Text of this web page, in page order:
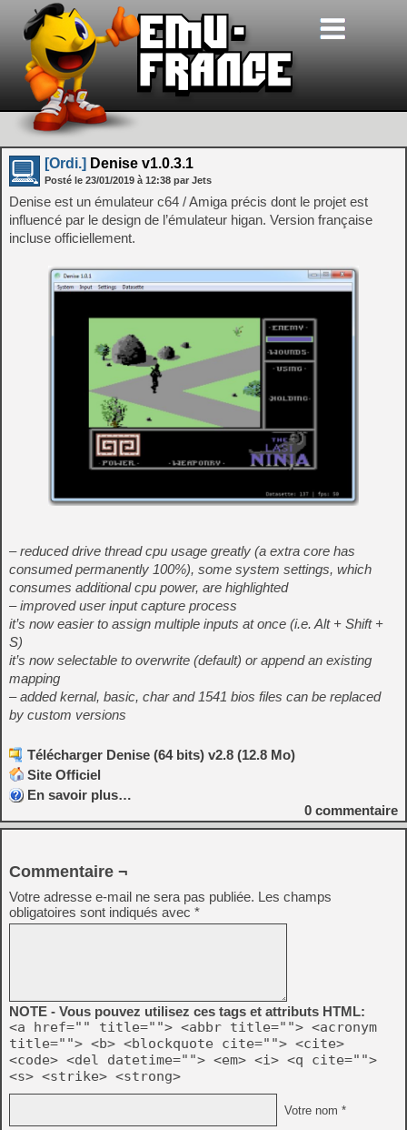
[Ordi.] Denise v1.0.3.1
Posté le 23/01/2019 à 12:38 par Jets
Denise est un émulateur c64 / Amiga précis dont le projet est
influencé par le design de l’émulateur higan. Version française
incluse officiellement.
– reduced drive thread cpu usage greatly (a extra core has
consumed permanently 100%), some system settings, which
consumes additional cpu power, are highlighted
– improved user input capture process
it’s now easier to assign multiple inputs at once (i.e. Alt + Shift +
S)
it’s now selectable to overwrite (default) or append an existing
mapping
– added kernal, basic, char and 1541 bios files can be replaced
by custom versions
Télécharger Denise (64 bits) v2.8 (12.8 Mo)
Site Officiel
En savoir plus…
0 commentaire
Commentaire ¬
Votre adresse e-mail ne sera pas publiée. Les champs
obligatoires sont indiqués avec *
NOTE - Vous pouvez utilisez ces tags et attributs HTML:
<a href="" title=""> <abbr title=""> <acronym
title=""> <b> <blockquote cite=""> <cite>
<code> <del datetime=""> <em> <i> <q cite="">
<s> <strike> <strong>
Votre nom *